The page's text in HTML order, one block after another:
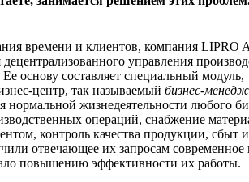
времени и клиентов, компания LIPRO
управления
основу составляет специальный модуль,
центр, так называемый бизнес-
нормальной жизнедеятельности любого
операций, снабжение
контроль качества продукции, сбыт
отвечающее их запросам
повышению эффективности их работы.